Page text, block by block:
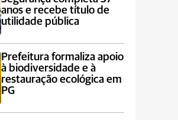
anos e recebe título de
utilidade pública
Prefeitura formaliza apoio
à biodiversidade e à
restauração ecológica em
PG